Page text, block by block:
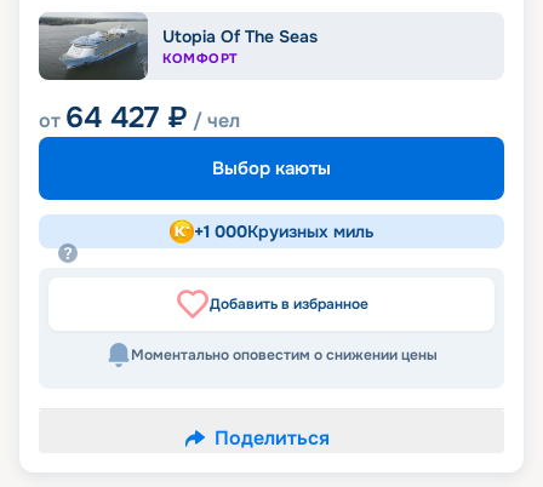
Utopia Of The Seas
КОМФОРТ
от 64 427 ₽ / чел
Выбор каюты
+1 000Круизных миль
Добавить в избранное
Моментально оповестим о снижении цены
Поделиться